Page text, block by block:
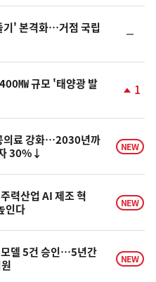
일
기' 본격화…거점 국립
일
㎿ 규모 '태양광 발
계
승
1
의료 강화…2030년까
30%↓
NEW
력산업 AI 제조 혁
인다
NEW
델 5건 승인…5년간
NEW